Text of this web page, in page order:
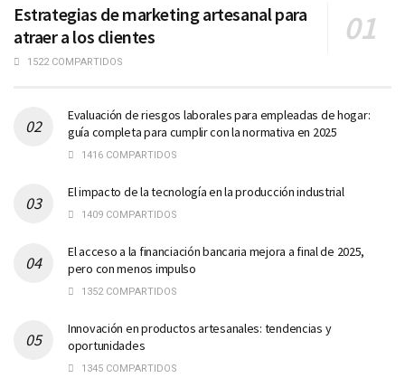
Estrategias de marketing artesanal para
atraer a los clientes
1522 COMPARTIDOS
Evaluación de riesgos laborales para empleadas de hogar:
guía completa para cumplir con la normativa en 2025
1416 COMPARTIDOS
El impacto de la tecnología en la producción industrial
1409 COMPARTIDOS
El acceso a la financiación bancaria mejora a final de 2025,
pero con menos impulso
1352 COMPARTIDOS
Innovación en productos artesanales: tendencias y
oportunidades
1345 COMPARTIDOS